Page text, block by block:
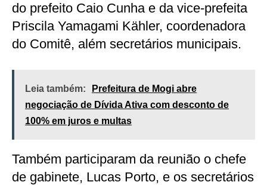
do prefeito Caio Cunha e da vice-prefeita
Priscila Yamagami Kähler, coordenadora
do Comitê, além secretários municipais.
Leia também:
Prefeitura de Mogi abre
negociação de Dívida Ativa com desconto de
100% em juros e multas
Também participaram da reunião o chefe
de gabinete, Lucas Porto, e os secretários